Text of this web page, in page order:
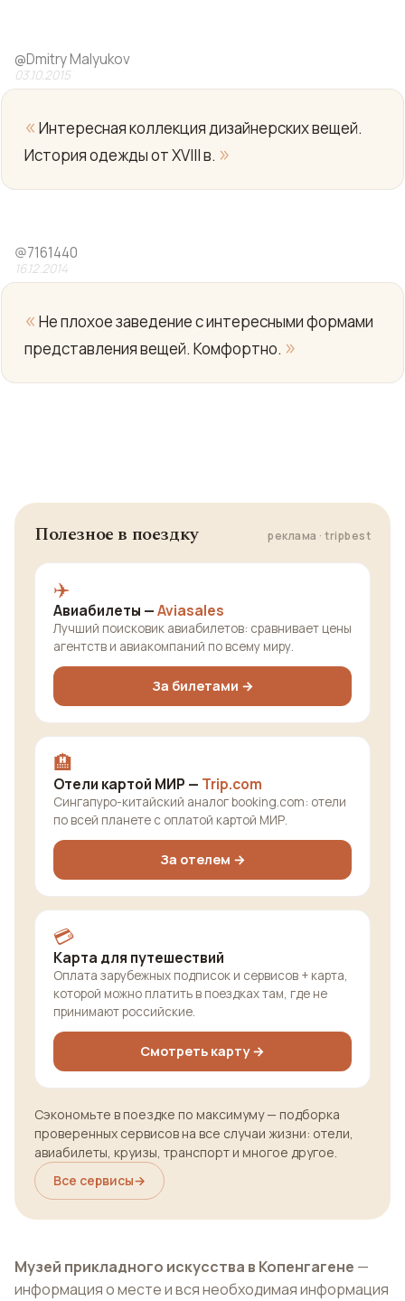
Yo
@Dmitry Malyukov
03.10.2015
« Интересная коллекция дизайнерских вещей.
История одежды от XVIII в. »
@7161440
16.12.2014
« Не плохое заведение с интересными формами
представления вещей. Комфортно. »
Полезное в поездку реклама · tripbest
✈️
Авиабилеты —Aviasales
Лучший поисковик авиабилетов: сравнивает цены
агентств и авиакомпаний по всему миру.
За билетами →
🏨
Отели картой МИР — Trip.com
Сингапуро-китайский аналог booking.com: отели
по всей планете с оплатой картой МИР.
За отелем →
💳
Карта для путешествий
Оплата зарубежных подписок и сервисов + карта,
которой можно платить в поездках там, где не
принимают российские.
Смотреть карту →
Сэкономьте в поездке по максимуму — подборка
проверенных сервисов на все случаи жизни: отели,
авиабилеты, круизы, транспорт и многое другое.
Все сервисы→
Музей прикладного искусства в Копенгагене —
информация о месте и вся необходимая информация